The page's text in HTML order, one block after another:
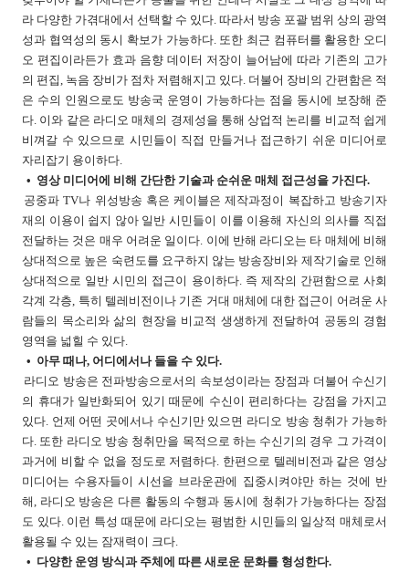
라 다양한 가겪대에서 선택할 수 있다. 따라서 방송 포괄 범위 상의 광역
성과 협역성의 동시 확보가 가능하다. 또한 최근 컴퓨터를 활용한 오디
오 편집이라든가 효과 음향 데이터 저장이 늘어남에 따라 기존의 고가
의 편집, 녹음 장비가 점차 저렴해지고 있다. 더불어 장비의 간편함은 적
은 수의 인원으로도 방송국 운영이 가능하다는 점을 동시에 보장해 준
다. 이와 같은 라디오 매체의 경제성을 통해 상업적 논리를 비교적 쉽게
비껴갈 수 있으므로 시민들이 직접 만들거나 접근하기 쉬운 미디어로
자리잡기 용이하다.
• 영상 미디어에 비해 간단한 기술과 순쉬운 매체 접근성을 가진다.
공중파 TV나 위성방송 혹은 케이블은 제작과정이 복잡하고 방송기자
재의 이용이 쉽지 않아 일반 시민들이 이를 이용해 자신의 의사를 직접
전달하는 것은 매우 어려운 일이다. 이에 반해 라디오는 타 매체에 비해
상대적으로 높은 숙련도를 요구하지 않는 방송장비와 제작기술로 인해
상대적으로 일반 시민의 접근이 용이하다. 즉 제작의 간편함으로 사회
각계 각층, 특히 텔레비전이나 기존 거대 매체에 대한 접근이 어려운 사
람들의 목소리와 삶의 현장을 비교적 생생하게 전달하여 공동의 경험
영역을 넓힐 수 있다.
• 아무 때나, 어디에서나 들을 수 있다.
라디오 방송은 전파방송으로서의 속보성이라는 장점과 더불어 수신기
의 휴대가 일반화되어 있기 때문에 수신이 편리하다는 강점을 가지고
있다. 언제 어떤 곳에서나 수신기만 있으면 라디오 방송 청취가 가능하
다. 또한 라디오 방송 청취만을 목적으로 하는 수신기의 경우 그 가격이
과거에 비할 수 없을 정도로 저렴하다. 한편으로 텔레비전과 같은 영상
미디어는 수용자들이 시선을 브라운관에 집중시켜야만 하는 것에 반
해, 라디오 방송은 다른 활동의 수행과 동시에 청취가 가능하다는 장점
도 있다. 이런 특성 때문에 라디오는 평범한 시민들의 일상적 매체로서
활용될 수 있는 잠재력이 크다.
• 다양한 운영 방식과 주체에 따른 새로운 문화를 형성한다.